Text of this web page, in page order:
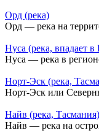
Орд (река)
Орд — река на
Нуса (река, впадает
Нуса — река в
Норт-Эск (река,
Норт-Эск или
Найв (река, Тасмания)
Найв — река на